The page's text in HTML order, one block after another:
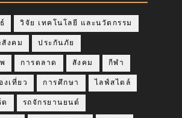
วิจัย เทคโนโลยี และนวัตกรรม
สังคม ประกันภัย
การตลาด สังคม กีฬา
งเที่ยว การศึกษา ไลฟ์สไตล์
รถจักรยานยนต์